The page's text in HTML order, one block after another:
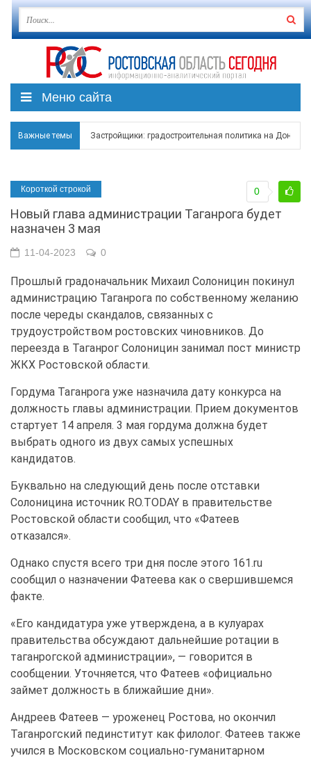
Меню сайта
Важные темы Застройщики: градостроительная политика на Дону
В Чеховской библиотеке Таганрога открылась
В Ростове задержан подозреваемый в ночном
Среди детей, ставших жертвами вражеской атаки в
Короткой строкой
Новый глава администрации Таганрога будет
назначен 3 мая
0
11-04-2023 0
Прошлый градоначальник Михаил Солоницин покинул
администрацию Таганрога по собственному желанию
после череды скандалов, связанных с
трудоустройством ростовских чиновников. До
переезда в Таганрог Солоницин занимал пост министр
ЖКХ Ростовской области.
Гордума Таганрога уже назначила дату конкурса на
должность главы администрации. Прием документов
стартует 14 апреля. 3 мая гордума должна будет
выбрать одного из двух самых успешных
кандидатов.
Буквально на следующий день после отставки
Солоницина источник RO.TODAY в правительстве
Ростовской области сообщил, что «Фатеев
отказался».
Однако спустя всего три дня после этого 161.ru
сообщил о назначении Фатеева как о свершившемся
факте.
«Его кандидатура уже утверждена, а в кулуарах
правительства обсуждают дальнейшие ротации в
таганрогской администрации», — говорится в
сообщении. Уточняется, что Фатеев «официально
займет должность в ближайшие дни».
Андреев Фатеев — уроженец Ростова, но окончил
Таганрогский пединститут как филолог. Фатеев также
учился в Московском социально-гуманитарном